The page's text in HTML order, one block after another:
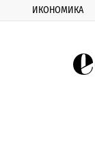
ИКОНОМИКА